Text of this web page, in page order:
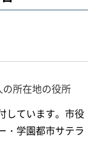
所在地の役所
しています。市役
・学園都市サテラ